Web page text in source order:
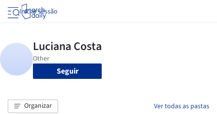
Iniciar sessão
Seguir
Organizar Ver todas as pastas